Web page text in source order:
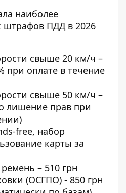
наиболее
штрафов ПДД в 2026
свыше 20 км/ч –
при оплате в течение
свыше 50 км/ч –
лишение прав при
free, набор
карты за
– 510 грн
(ОСГПО) - 850 грн